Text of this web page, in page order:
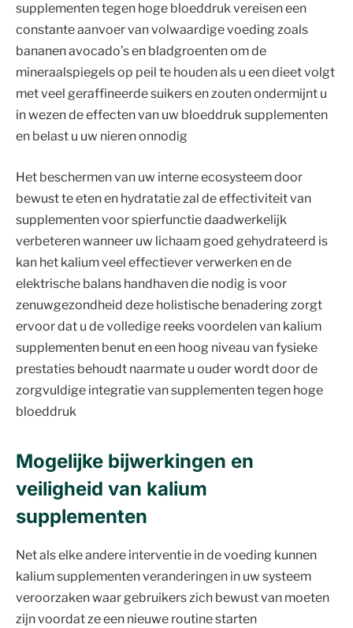
supplementen tegen hoge bloeddruk vereisen een
constante aanvoer van volwaardige voeding zoals
bananen avocado’s en bladgroenten om de
mineraalspiegels op peil te houden als u een dieet volgt
met veel geraffineerde suikers en zouten ondermijnt u
in wezen de effecten van uw bloeddruk supplementen
en belast u uw nieren onnodig
Het beschermen van uw interne ecosysteem door
bewust te eten en hydratatie zal de effectiviteit van
supplementen voor spierfunctie daadwerkelijk
verbeteren wanneer uw lichaam goed gehydrateerd is
kan het kalium veel effectiever verwerken en de
elektrische balans handhaven die nodig is voor
zenuwgezondheid deze holistische benadering zorgt
ervoor dat u de volledige reeks voordelen van kalium
supplementen benut en een hoog niveau van fysieke
prestaties behoudt naarmate u ouder wordt door de
zorgvuldige integratie van supplementen tegen hoge
bloeddruk
Mogelijke bijwerkingen en
veiligheid van kalium
supplementen
Net als elke andere interventie in de voeding kunnen
kalium supplementen veranderingen in uw systeem
veroorzaken waar gebruikers zich bewust van moeten
zijn voordat ze een nieuwe routine starten